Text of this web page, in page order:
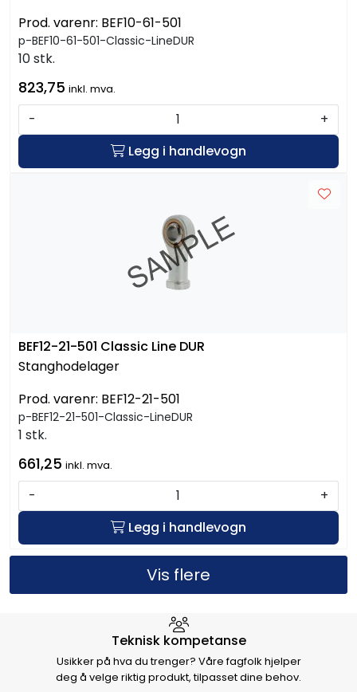
Prod. varenr: BEF10-61-501
p-BEF10-61-501-Classic-LineDUR
10 stk.
823,75 inkl. mva.
-
+
Legg i handlevogn
BEF12-21-501 Classic Line DUR
Stanghodelager
Prod. varenr: BEF12-21-501
p-BEF12-21-501-Classic-LineDUR
1 stk.
661,25 inkl. mva.
-
+
Legg i handlevogn
Vis flere
Hvorfor velge Storm Halvorsen
Teknisk kompetanse
Usikker på hva du trenger? Våre fagfolk hjelper
deg å velge riktig produkt, tilpasset dine behov.